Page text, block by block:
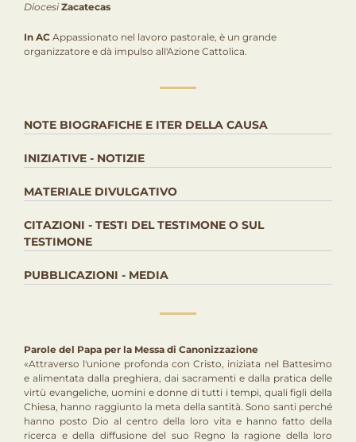
Diocesi Zacatecas
In AC Appassionato nel lavoro pastorale, è un grande
organizzatore e dà impulso all'Azione Cattolica.
NOTE BIOGRAFICHE E ITER DELLA CAUSA
INIZIATIVE - NOTIZIE
MATERIALE DIVULGATIVO
CITAZIONI - TESTI DEL TESTIMONE O SUL
TESTIMONE
PUBBLICAZIONI - MEDIA
Parole del Papa per la Messa di Canonizzazione
«Attraverso l'unione profonda con Cristo, iniziata nel Battesimo
e alimentata dalla preghiera, dai sacramenti e dalla pratica delle
virtù evangeliche, uomini e donne di tutti i tempi, quali figli della
Chiesa, hanno raggiunto la meta della santità. Sono santi perché
hanno posto Dio al centro della loro vita e hanno fatto della
ricerca e della diffusione del suo Regno la ragione della loro